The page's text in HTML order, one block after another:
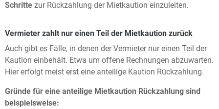
Schritte zur Rückzahlung der Mietkaution einzuleiten.
Vermieter zahlt nur einen Teil der Mietkaution zurück
Auch gibt es Fälle, in denen der Vermieter nur einen Teil der
Kaution einbehält. Etwa um offene Rechnungen abzuwarten.
Hier erfolgt meist erst eine anteilige Kaution Rückzahlung.
Gründe für eine anteilige Mietkaution Rückzahlung sind
beispielsweise: